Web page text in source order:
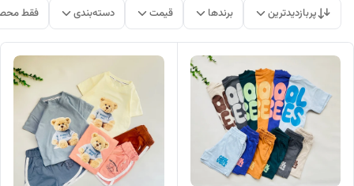
پربازدیدترین برندها قیمت دسته‌بندی فقط